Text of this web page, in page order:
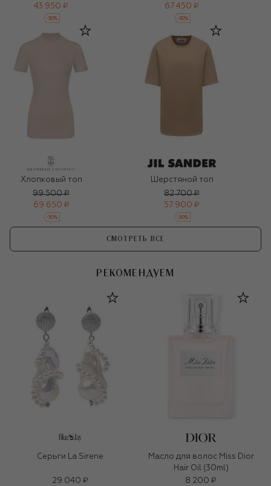
43 950 ₽
-30%
67 450 ₽
-30%
Хлопковый топ
99 500 ₽
69 650 ₽
-30%
Шерстяной топ
82 700 ₽
57 900 ₽
-30%
СМОТРЕТЬ ВСЕ
РЕКОМЕНДУЕМ
Серьги La Sirene
29 040 ₽
Масло для волос Miss Dior
Hair Oil (30ml)
8 200 ₽